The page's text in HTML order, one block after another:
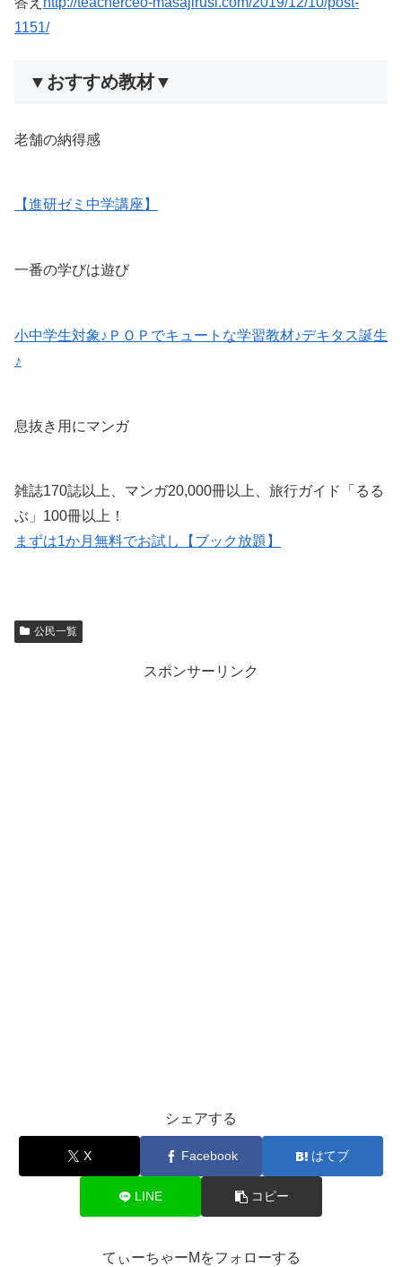
1151/
▼おすすめ教材▼
老舗の納得感
【進研ゼミ中学講座】
一番の学びは遊び
小中学生対象♪ＰＯＰでキュートな学習教材♪デキタス誕生
♪
息抜き用にマンガ
雑誌170誌以上、マンガ20,000冊以上、旅行ガイド「るる
ぶ」100冊以上！
まずは1か月無料でお試し【ブック放題】
公民一覧
スポンサーリンク
シェアする
X Facebook はてブ
LINE コピー
てぃーちゃーMをフォローする